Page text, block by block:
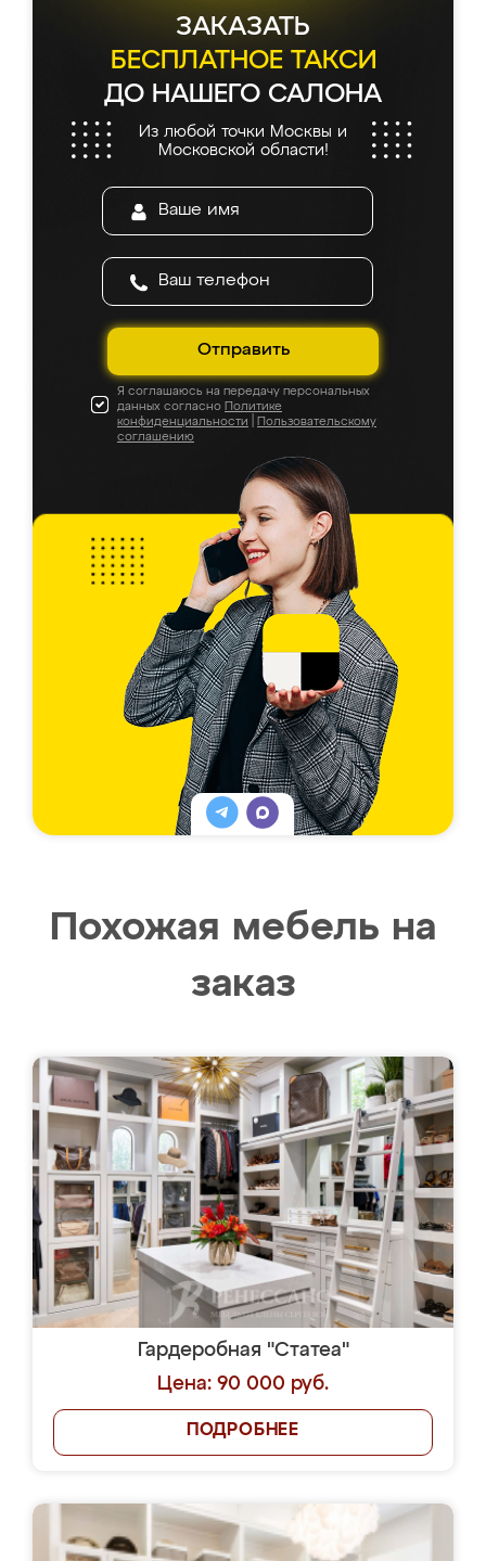
ЗАКАЗАТЬ
БЕСПЛАТНОЕ ТАКСИ
ДО НАШЕГО САЛОНА
Из любой точки Москвы и
Московской области!
Отправить
Я соглашаюсь на передачу персональных
данных согласно Политике
конфиденциальности
Пользовательскому
соглашению
Похожая мебель на
заказ
Гардеробная "Статеа"
Цена: 90 000 руб.
ПОДРОБНЕЕ